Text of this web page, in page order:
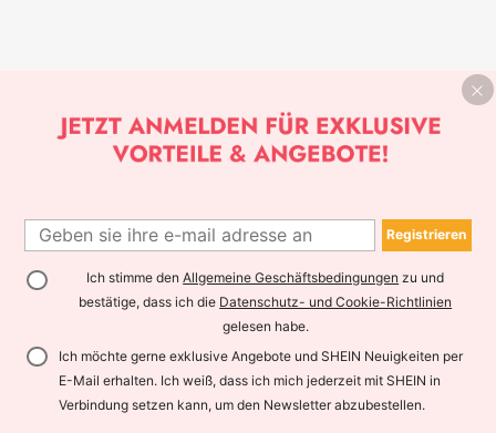
Registrieren
Ich stimme denAllgemeine Geschäftsbedingungen zu und
bestätige, dass ich die Datenschutz- und Cookie-Richtlinien
gelesen habe.
Ich möchte gerne exklusive Angebote und SHEIN Neuigkeiten per
E-Mail erhalten. Ich weiß, dass ich mich jederzeit mit SHEIN in
Verbindung setzen kann, um den Newsletter abzubestellen.